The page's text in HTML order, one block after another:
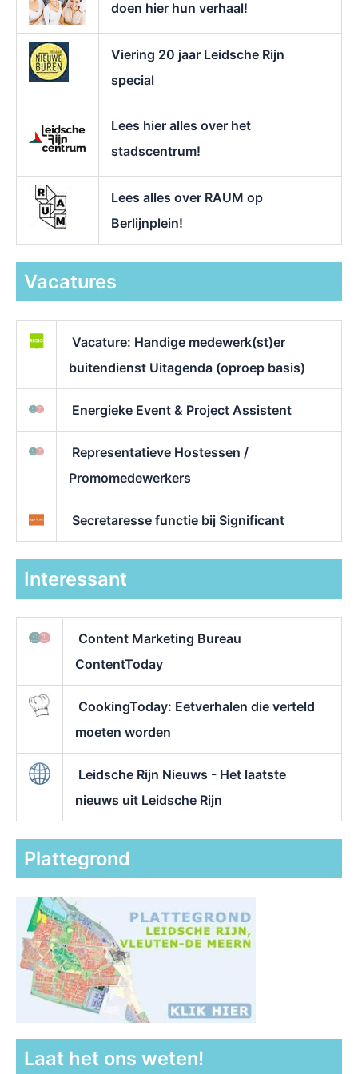
doen hier hun verhaal!
Viering 20 jaar Leidsche Rijn
special
Lees hier alles over het
stadscentrum!
Lees alles over RAUM op
Berlijnplein!
Vacatures
Vacature: Handige medewerk(st)er
buitendienst Uitagenda (oproep basis)
Energieke Event & Project Assistent
Representatieve Hostessen /
Promomedewerkers
Secretaresse functie bij Significant
Interessant
Content Marketing Bureau
ContentToday
CookingToday: Eetverhalen die verteld
moeten worden
Leidsche Rijn Nieuws - Het laatste
nieuws uit Leidsche Rijn
Plattegrond
Laat het ons weten!